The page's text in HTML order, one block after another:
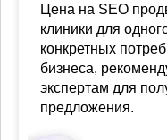
Цена на SEO
клиники для
конкретных
бизнеса,
экспертам для
предложения.